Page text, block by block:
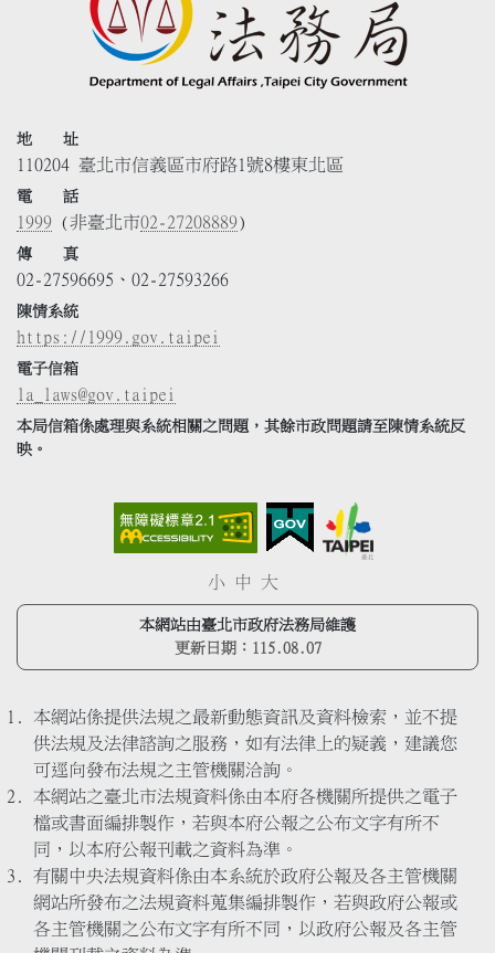
地 址
110204 臺北市信義區市府路1號8樓東北區
電 話
1999 (非臺北市02-27208889)
傳 真
02-27596695、02-27593266
陳情系統
https://1999.gov.taipei
電子信箱
la_laws@gov.taipei
本局信箱係處理與系統相關之問題，其餘市政問題請至陳情系統反
映。
小 中 大
本網站由臺北市政府法務局維護
更新日期： 115.08.07
本網站係提供法規之最新動態資訊及資料檢索，並不提
供法規及法律諮詢之服務，如有法律上的疑義，建議您
可逕向發布法規之主管機關洽詢。
本網站之臺北市法規資料係由本府各機關所提供之電子
檔或書面編排製作，若與本府公報之公布文字有所不
同，以本府公報刊載之資料為準。
有關中央法規資料係由本系統於政府公報及各主管機關
網站所發布之法規資料蒐集編排製作，若與政府公報或
各主管機關之公布文字有所不同，以政府公報及各主管